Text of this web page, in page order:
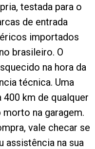
testada para o
de entrada
importados
brasileiro. O
na hora da
técnica. Uma
km de qualquer
na garagem.
vale checar se
assistência na sua